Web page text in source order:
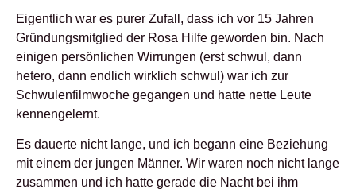
Eigentlich war es purer Zufall, dass ich vor 15 Jahren
Gründungsmitglied der Rosa Hilfe geworden bin. Nach
einigen persönlichen Wirrungen (erst schwul, dann
hetero, dann endlich wirklich schwul) war ich zur
Schwulenfilmwoche gegangen und hatte nette Leute
kennengelernt.
Es dauerte nicht lange, und ich begann eine Beziehung
mit einem der jungen Männer. Wir waren noch nicht lange
zusammen und ich hatte gerade die Nacht bei ihm